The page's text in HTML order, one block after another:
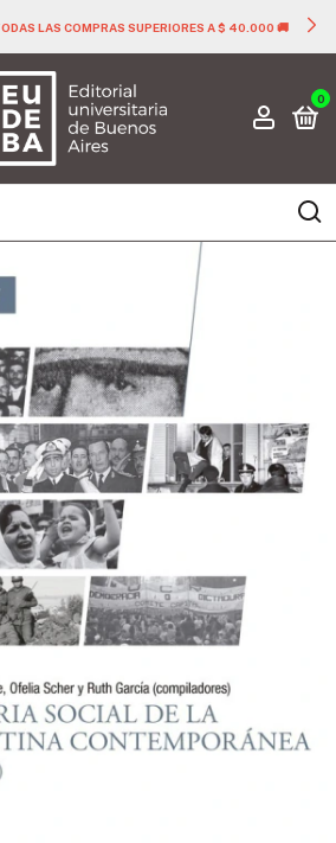
LAS COMPRAS SUPERIORES A $ 40.000 🚚
0